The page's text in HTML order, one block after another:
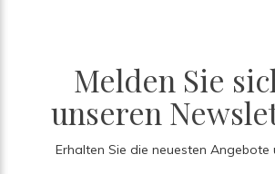
Melden Sie
unseren
Erhalten Sie die neuesten Angebote